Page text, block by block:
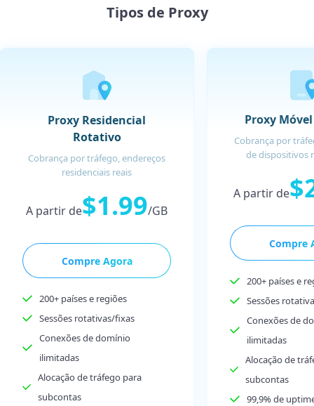
Tipos de Proxy
Proxy Residencial
Rotativo
Cobrança por tráfego, endereços
residenciais reais
A partir de$1.99/GB
Compre Agora
200+ países e regiões
Sessões rotativas/fixas
Conexões de domínio
ilimitadas
Alocação de tráfego para
subcontas
Proxy
Cobrança por
de dispositivos
A partir de
Compre
200+ países e
Sessões
Conexões de
ilimitadas
Alocação de
subcontas
99,9% de